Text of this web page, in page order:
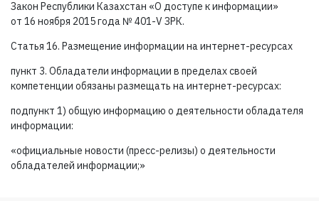
Закон Республики Казахстан «О доступе к информации»
от 16 ноября 2015 года № 401-V ЗРК.
Статья 16. Размещение информации на интернет-ресурсах
пункт 3. Обладатели информации в пределах своей
компетенции обязаны размещать на интернет-ресурсах:
подпункт 1) общую информацию о деятельности обладателя
информации:
«официальные новости (пресс-релизы) о деятельности
обладателей информации;»